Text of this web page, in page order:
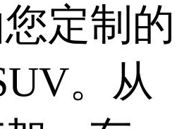
定制的
。从